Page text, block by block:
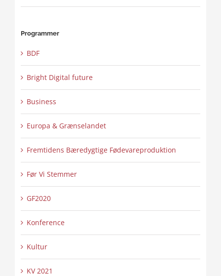
Programmer
BDF
Bright Digital future
Business
Europa & Grænselandet
Fremtidens Bæredygtige Fødevareproduktion
Før Vi Stemmer
GF2020
Konference
Kultur
KV 2021